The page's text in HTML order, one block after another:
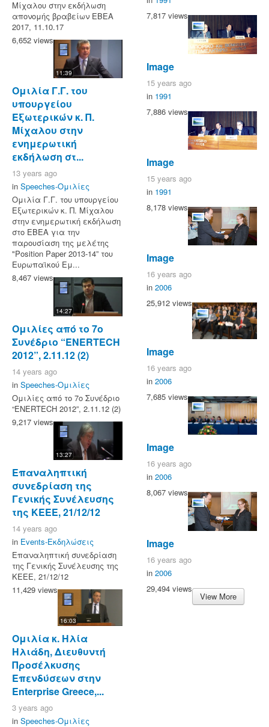
Μίχαλου στην εκδήλωση
απονομής βραβείων ΕΒΕΑ
2017, 11.10.17
6,652 views
11:39
Ομιλία Γ.Γ. του
υπουργείου
Εξωτερικών κ. Π.
Μίχαλου στην
ενημερωτική
εκδήλωση στ...
13 years ago
in Speeches-Ομιλίες
Ομιλία Γ.Γ. του υπουργείου
Εξωτερικών κ. Π. Μίχαλου
στην ενημερωτική εκδήλωση
στο ΕΒΕΑ για την
παρουσίαση της μελέτης
"Position Paper 2013-14” του
Ευρωπαϊκού Εμ...
8,467 views
14:27
Ομιλίες από το 7ο
Συνέδριο “ENERTECH
2012”, 2.11.12 (2)
14 years ago
in Speeches-Ομιλίες
Ομιλίες από το 7ο Συνέδριο
“ENERTECH 2012”, 2.11.12 (2)
9,217 views
13:27
Επαναληπτική
συνεδρίαση της
Γενικής Συνέλευσης
της ΚΕΕΕ, 21/12/12
14 years ago
in Events-Εκδηλώσεις
Επαναληπτική συνεδρίαση
της Γενικής Συνέλευσης της
ΚΕΕΕ, 21/12/12
11,429 views
16:03
Ομιλία κ. Ηλία
Ηλιάδη, Διευθυντή
Προσέλκυσης
Επενδύσεων στην
Enterprise Greece,...
3 years ago
in Speeches-Ομιλίες
7,817 views
Image
15 years ago
in 1991
7,886 views
Image
15 years ago
in 1991
8,178 views
Image
16 years ago
in 2006
25,912 views
Image
16 years ago
in 2006
7,685 views
Image
16 years ago
in 2006
8,067 views
Image
16 years ago
in 2006
29,494 views
View More